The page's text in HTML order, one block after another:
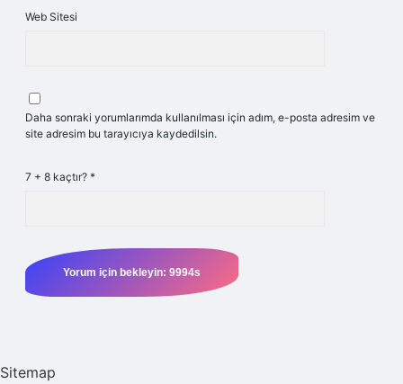
Web Sitesi
Daha sonraki yorumlarımda kullanılması için adım, e-posta adresim ve
site adresim bu tarayıcıya kaydedilsin.
7 + 8 kaçtır? *
Sitemap